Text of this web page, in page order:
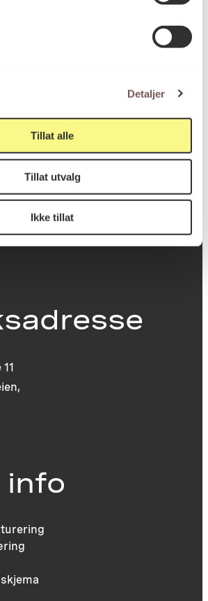
Detaljer
Tillat alle
Tillat utvalg
Ikke tillat